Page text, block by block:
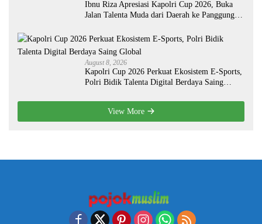
Ibnu Riza Apresiasi Kapolri Cup 2026, Buka
Jalan Talenta Muda dari Daerah ke Panggung
August 8, 2026
Kapolri Cup 2026 Perkuat Ekosistem E-Sports,
Polri Bidik Talenta Digital Berdaya Saing
View More